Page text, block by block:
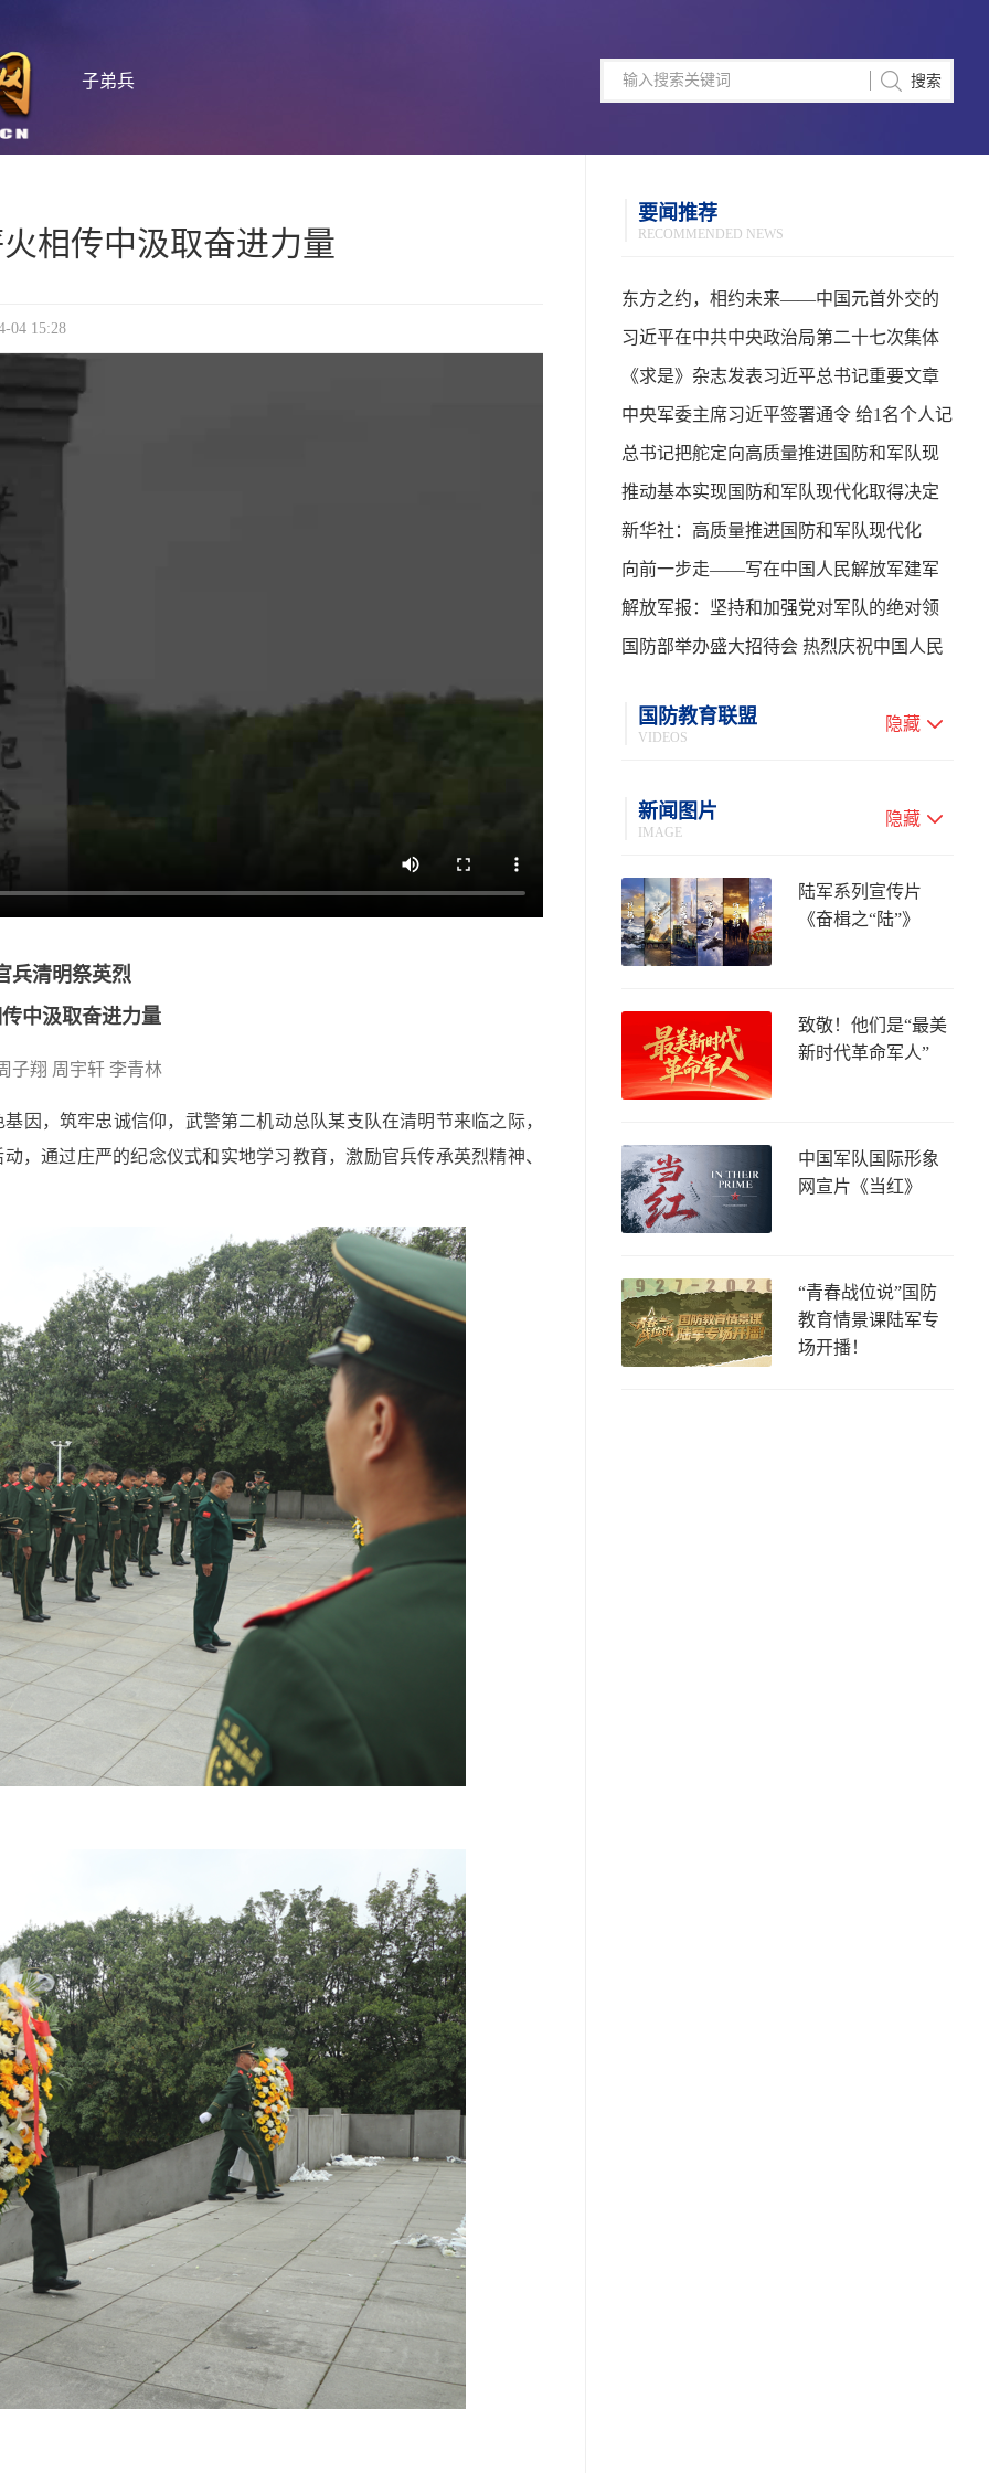
子弟兵
相传中汲取奋进力量
04 15:28
兵清明祭英烈
中汲取奋进力量
子翔 周宇轩 李青林
因，筑牢忠诚信仰，武警第二机动总队某支队在清明节来临之际，
，通过庄严的纪念仪式和实地学习教育，激励官兵传承英烈精神、
要闻推荐
RECOMMENDED NEWS
东方之约，相约未来——中国元首外交的
世界情怀与大国气派
习近平在中共中央政治局第二十七次集体
学习时强调 强化政治引领 深化创新发展 高
质量推进国防和军队现代化
《求是》杂志发表习近平总书记重要文章
中央军委主席习近平签署通令 给1名个人记
功
总书记把舵定向高质量推进国防和军队现
代化
推动基本实现国防和军队现代化取得决定
性进展——学习贯彻习主席在中共中央政
治局第二十七次集体学习时的重要讲话
新华社：高质量推进国防和军队现代化
向前一步走——写在中国人民解放军建军
99周年之际
解放军报：坚持和加强党对军队的绝对领
导 高质量推进国防和军队现代化
国防部举办盛大招待会 热烈庆祝中国人民
国防教育联盟
VIDEOS
隐藏
新闻图片
IMAGE
隐藏
陆军系列宣传片
《奋楫之“陆”》
致敬！他们是“最美
新时代革命军人”
中国军队国际形象
网宣片《当红》
“青春战位说”国防
教育情景课陆军专
场开播！